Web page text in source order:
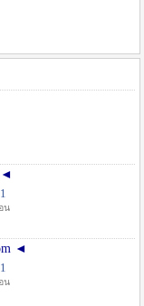
◄
1
น
◄
1
น